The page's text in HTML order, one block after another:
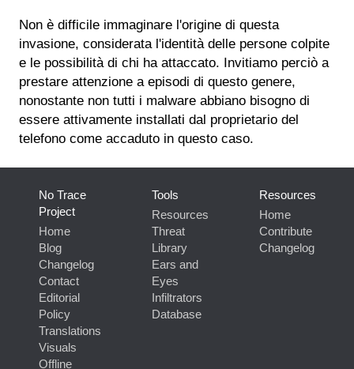
Non è difficile immaginare l'origine di questa
invasione, considerata l'identità delle persone colpite
e le possibilità di chi ha attaccato. Invitiamo perciò a
prestare attenzione a episodi di questo genere,
nonostante non tutti i malware abbiano bisogno di
essere attivamente installati dal proprietario del
telefono come accaduto in questo caso.
No Trace
Project
Home
Blog
Changelog
Contact
Editorial
Policy
Translations
Visuals
Offline
Tools
Resources
Threat
Library
Ears and
Eyes
Infiltrators
Database
Resources
Home
Contribute
Changelog